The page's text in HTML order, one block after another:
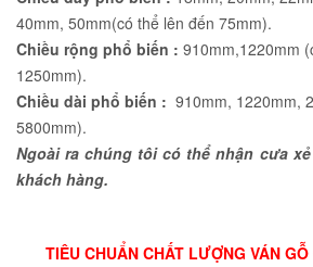
40mm, 50mm(có thể lên đến 75mm).
Chiều rộng phổ biến : 910mm,1220mm
1250mm).
Chiều dài phổ biến : 910mm, 1220mm,
5800mm).
Ngoài ra chúng tôi có thể nhận cưa
khách hàng.
TIÊU CHUẨN CHẤT LƯỢNG VÁN